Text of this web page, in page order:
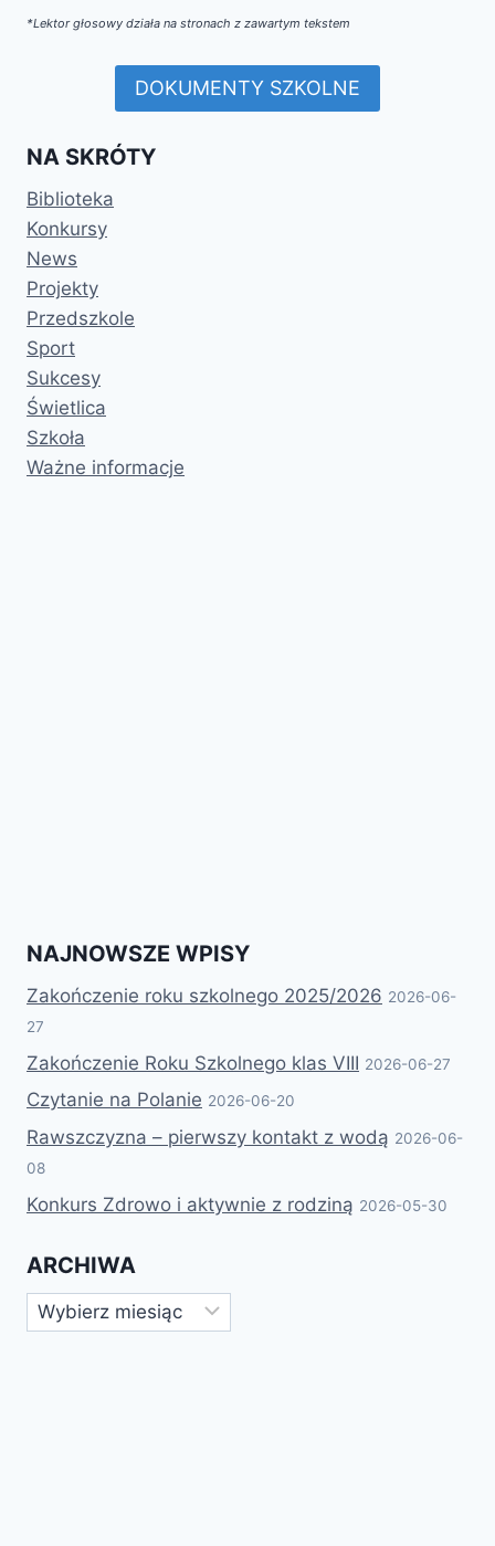
*Lektor głosowy działa na stronach z zawartym tekstem
DOKUMENTY SZKOLNE
NA SKRÓTY
Biblioteka
Konkursy
News
Projekty
Przedszkole
Sport
Sukcesy
Świetlica
Szkoła
Ważne informacje
NAJNOWSZE WPISY
Zakończenie roku szkolnego 2025/2026 2026-06-
27
Zakończenie Roku Szkolnego klas VIII 2026-06-27
Czytanie na Polanie 2026-06-20
Rawszczyzna – pierwszy kontakt z wodą 2026-06-
08
Konkurs Zdrowo i aktywnie z rodziną 2026-05-30
ARCHIWA